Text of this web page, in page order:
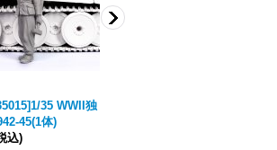
35 WWII独
45(1体)
込)